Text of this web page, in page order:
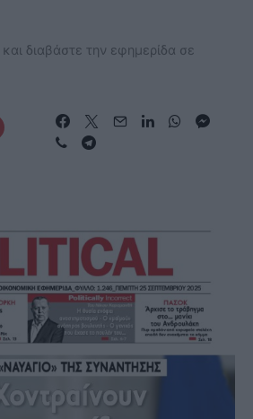
και διαβάστε την εφημερίδα σε